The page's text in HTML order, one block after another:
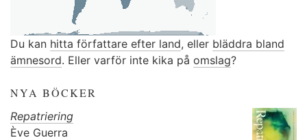
Du kan hitta författare efter land, eller bläddra bland
ämnesord. Eller varför inte kika på omslag?
NYA BÖCKER
Repatriering
Ève Guerra